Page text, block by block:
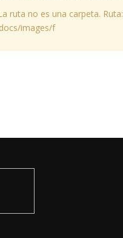
ruta no es una carpeta. Ruta:
images/f